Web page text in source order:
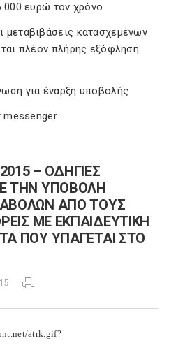
ευρώ τον χρόνο
κατασχεμένων
πλέον πλήρης εξόφληση
για έναρξη υποβολής
messenger
– ΟΔΗΓΙΕΣ
ΤΗΝ ΥΠΟΒΟΛΗ
ΑΠΟ ΤΟΥΣ
ΜΕ ΕΚΠΑΙΔΕΥΤΙΚΗ
ΠΟΥ ΥΠΑΓΕΤΑΙ ΣΤΟ